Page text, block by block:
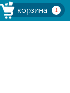
корзина 1